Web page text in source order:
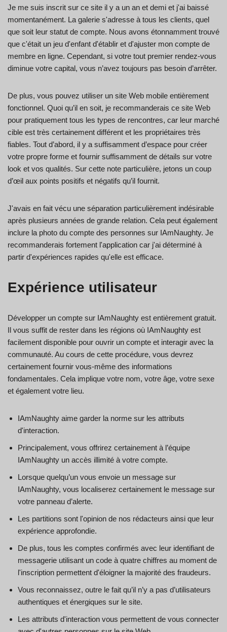
Je me suis inscrit sur ce site il y a un an et demi et j'ai baissé
momentanément. La galerie s'adresse à tous les clients, quel
que soit leur statut de compte. Nous avons étonnamment trouvé
que c'était un jeu d'enfant d'établir et d'ajuster mon compte de
membre en ligne. Cependant, si votre tout premier rendez-vous
diminue votre capital, vous n’avez toujours pas besoin d’arrêter.
De plus, vous pouvez utiliser un site Web mobile entièrement
fonctionnel. Quoi qu’il en soit, je recommanderais ce site Web
pour pratiquement tous les types de rencontres, car leur marché
cible est très certainement différent et les propriétaires très
fiables. Tout d’abord, il y a suffisamment d’espace pour créer
votre propre forme et fournir suffisamment de détails sur votre
look et vos qualités. Sur cette note particulière, jetons un coup
d’œil aux points positifs et négatifs qu’il fournit.
J'avais en fait vécu une séparation particulièrement indésirable
après plusieurs années de grande relation. Cela peut également
inclure la photo du compte des personnes sur IAmNaughty. Je
recommanderais fortement l'application car j'ai déterminé à
partir d'expériences rapides qu'elle est efficace.
Expérience utilisateur
Développer un compte sur IAmNaughty est entièrement gratuit.
Il vous suffit de rester dans les régions où IAmNaughty est
facilement disponible pour ouvrir un compte et interagir avec la
communauté. Au cours de cette procédure, vous devrez
certainement fournir vous-même des informations
fondamentales. Cela implique votre nom, votre âge, votre sexe
et également votre lieu.
IAmNaughty aime garder la norme sur les attributs
d'interaction.
Principalement, vous offrirez certainement à l’équipe
IAmNaughty un accès illimité à votre compte.
Lorsque quelqu’un vous envoie un message sur
IAmNaughty, vous localiserez certainement le message sur
votre panneau d’alerte.
Les partitions sont l'opinion de nos rédacteurs ainsi que leur
expérience approfondie.
De plus, tous les comptes confirmés avec leur identifiant de
messagerie utilisant un code à quatre chiffres au moment de
l'inscription permettent d'éloigner la majorité des fraudeurs.
Vous reconnaissez, outre le fait qu’il n’y a pas d’utilisateurs
authentiques et énergiques sur le site.
Les attributs d'interaction vous permettent de vous connecter